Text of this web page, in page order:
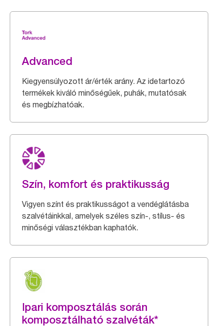
Advanced
Kiegyensúlyozott ár/érték arány. Az idetartozó
termékek kiváló minőségűek, puhák, mutatósak
és megbízhatóak.
Szín, komfort és praktikusság
Vigyen színt és praktikusságot a vendéglátásba
szalvétáinkkal, amelyek széles szín-, stílus- és
minőségi választékban kaphatók.
Ipari komposztálás során
komposztálható szalvéták*